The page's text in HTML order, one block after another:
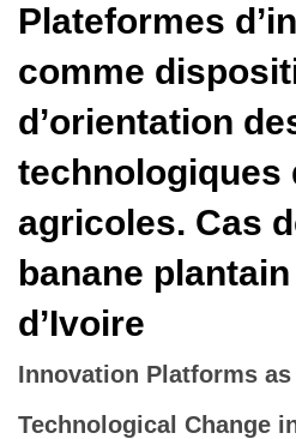
Plateformes
comme
d’orientation
technologiques
agricoles. Cas
banane
d’Ivoire
Innovation Platforms
Technological Change